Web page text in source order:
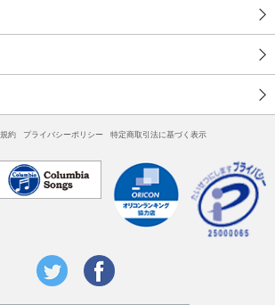
約 プライバシーポリシー 特定商取引法に基づく表示